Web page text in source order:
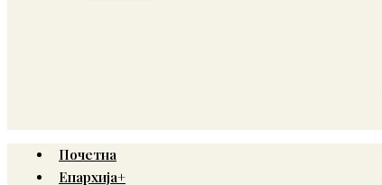
Почетна
Епархија+